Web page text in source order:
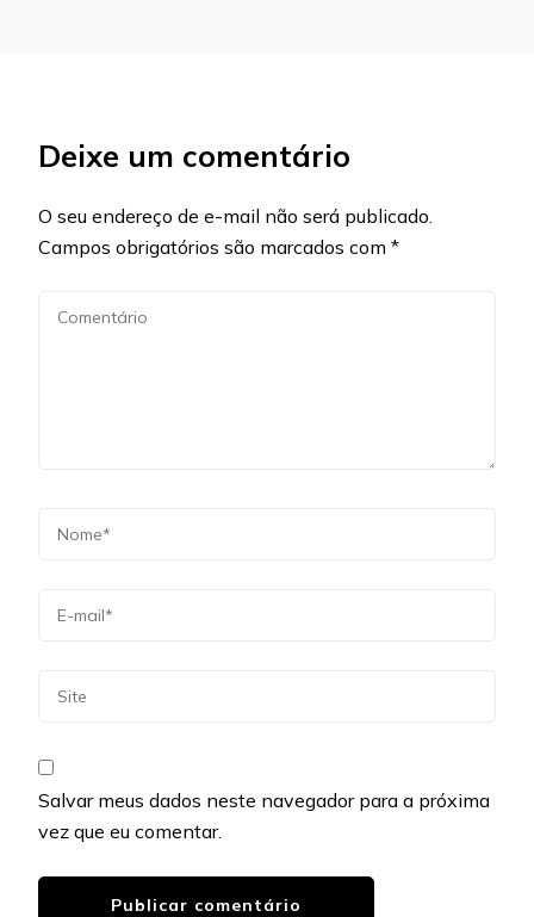
Deixe um comentário
O seu endereço de e-mail não será publicado.
Campos obrigatórios são marcados com *
Salvar meus dados neste navegador para a próxima
vez que eu comentar.